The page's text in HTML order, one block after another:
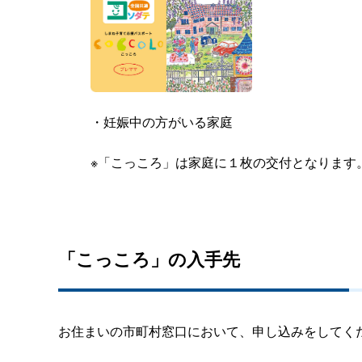
・妊娠中の方がいる家庭
※「こっころ」は家庭に１枚の交付となります。
「こっころ」の入手先
お住まいの市町村窓口において、申し込みをしてく